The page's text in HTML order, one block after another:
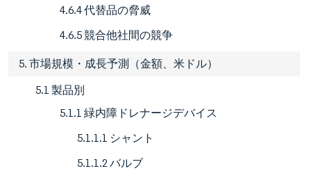
4.6.4 代替品の脅威
4.6.5 競合他社間の競争
5. 市場規模・成長予測（金額、米ドル）
5.1 製品別
5.1.1 緑内障ドレナージデバイス
5.1.1.1 シャント
5.1.1.2 バルブ